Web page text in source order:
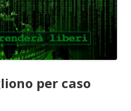
per caso